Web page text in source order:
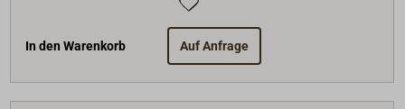
In den Warenkorb Auf Anfrage